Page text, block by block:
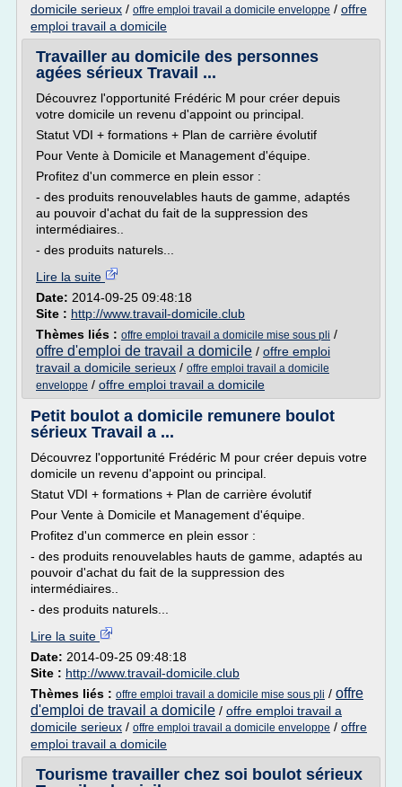
domicile serieux / offre emploi travail a domicile enveloppe / offre
emploi travail a domicile
Travailler au domicile des personnes
agées sérieux Travail ...
Découvrez l'opportunité Frédéric M pour créer depuis
votre domicile un revenu d'appoint ou principal.
Statut VDI + formations + Plan de carrière évolutif
Pour Vente à Domicile et Management d'équipe.
Profitez d'un commerce en plein essor :
- des produits renouvelables hauts de gamme, adaptés
au pouvoir d'achat du fait de la suppression des
intermédiaires..
- des produits naturels...
Lire la suite
Date: 2014-09-25 09:48:18
Site : http://www.travail-domicile.club
Thèmes liés : offre emploi travail a domicile mise sous pli /
offre d'emploi de travail a domicile / offre emploi
travail a domicile serieux / offre emploi travail a domicile
enveloppe / offre emploi travail a domicile
Petit boulot a domicile remunere boulot
sérieux Travail a ...
Découvrez l'opportunité Frédéric M pour créer depuis votre
domicile un revenu d'appoint ou principal.
Statut VDI + formations + Plan de carrière évolutif
Pour Vente à Domicile et Management d'équipe.
Profitez d'un commerce en plein essor :
- des produits renouvelables hauts de gamme, adaptés au
pouvoir d'achat du fait de la suppression des
intermédiaires..
- des produits naturels...
Lire la suite
Date: 2014-09-25 09:48:18
Site : http://www.travail-domicile.club
Thèmes liés : offre emploi travail a domicile mise sous pli / offre
d'emploi de travail a domicile / offre emploi travail a
domicile serieux / offre emploi travail a domicile enveloppe / offre
emploi travail a domicile
Tourisme travailler chez soi boulot sérieux